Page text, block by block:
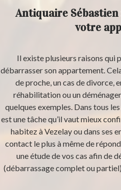
Antiquaire
votre
Il existe plusieurs raisons qui
débarrasser son appartement.
de proche, un cas de divorce,
réhabilitation ou un
quelques exemples. Dans tous
est une tâche qu’il vaut mieux
habitez à Vezelay ou dans ses
contact le plus à même de
une étude de vos cas afin de
(débarrassage complet ou